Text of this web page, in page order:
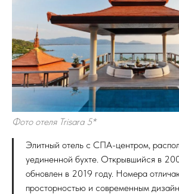
Фото отеля Trisara 5*
Элитный отель с СПА-центром,
уединенной бухте. Открывшийся в
обновлен в 2019 году. Номера
просторностью и современным